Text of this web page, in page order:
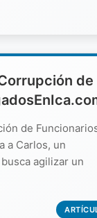
de
de
a Carlos, un
agilizar un